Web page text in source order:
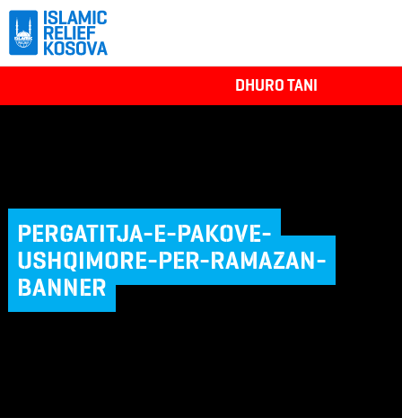
DHURO TANI
PERGATITJA-E-PAKOVE-
USHQIMORE-PER-RAMAZAN-
BANNER